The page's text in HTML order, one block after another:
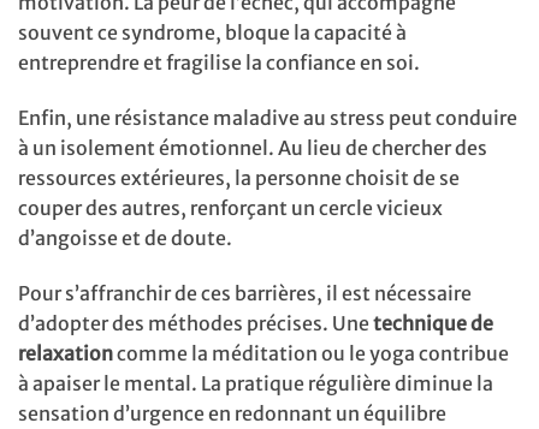
souvent ce syndrome, bloque la capacité à
entreprendre et fragilise la confiance en soi.
Enfin, une résistance maladive au stress peut conduire
à un isolement émotionnel. Au lieu de chercher des
ressources extérieures, la personne choisit de se
couper des autres, renforçant un cercle vicieux
d’angoisse et de doute.
Pour s’affranchir de ces barrières, il est nécessaire
d’adopter des méthodes précises. Unetechnique de
relaxationcomme la méditation ou le yoga contribue
à apaiser le mental. La pratique régulière diminue la
sensation d’urgence en redonnant un équilibre